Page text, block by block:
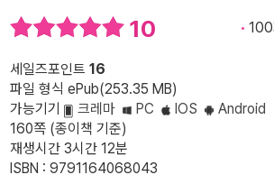
10 100
세일즈포인트 16
파일 형식 ePub(253.35 MB)
가능기기
크레마 PC IOS
Android
160쪽 (종이책 기준)
재생시간 3시간 12분
ISBN : 9791164068043